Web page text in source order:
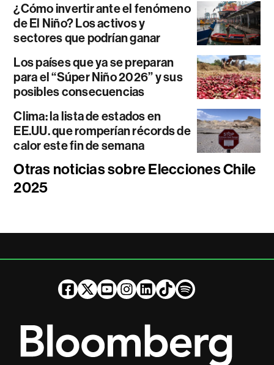
¿Cómo invertir ante el fenómeno
de El Niño? Los activos y
sectores que podrían ganar
Los países que ya se preparan
para el “Súper Niño 2026” y sus
posibles consecuencias
Clima: la lista de estados en
EE.UU. que romperían récords de
calor este fin de semana
Otras noticias sobre Elecciones Chile
2025